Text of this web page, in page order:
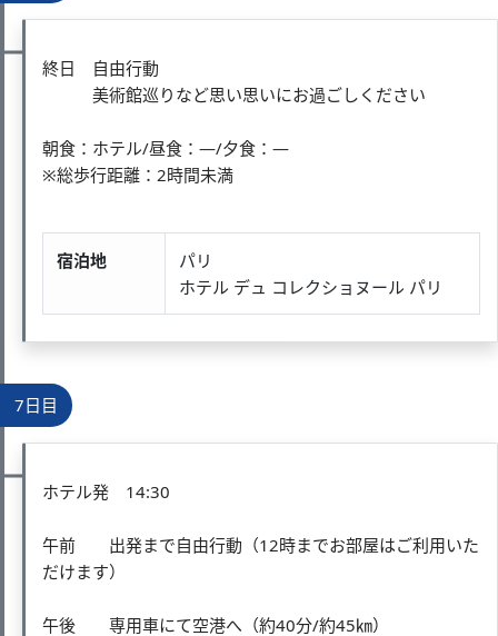
終日 自由行動
美術館巡りなど思い思いにお過ごしください
朝食：ホテル/昼食：―/夕食：―
※総歩行距離：2時間未満
宿泊地
パリ
ホテル デュ コレクショヌール パリ
7日目
ホテル発 14:30
午前 出発まで自由行動（12時までお部屋はご利用いた
だけます）
午後 専用車にて空港へ（約40分/約45㎞）